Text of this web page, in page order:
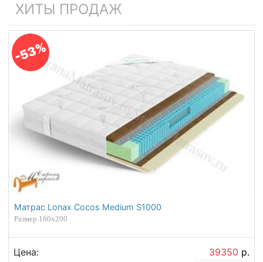
ХИТЫ ПРОДАЖ
-53%
Матрас Lonax Cocos Medium S1000
Размер 160х200
Цена: 39350 р.